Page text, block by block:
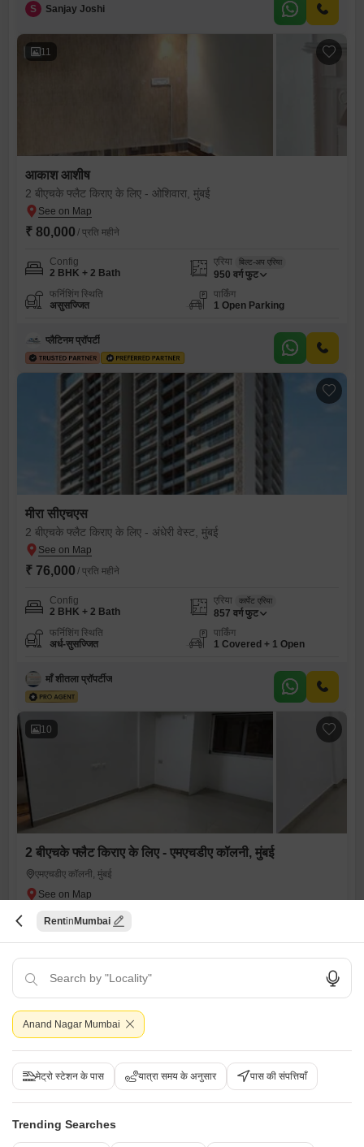
S Sanjay Joshi
11
आकाश आशीष
2 बीएचके फ्लैट किराए के लिए - ओशिवारा, मुंबई
₹ 80,000 / प्रति महीने
Config
2 BHK + 2 Bath
एरिया बिल्ट-अप एरिया
950 वर्ग फुट
फर्निशिंग स्थिति
असुसज्जित
पार्किंग
1 Open Parking
प्लैटिनम प्रॉपर्टी
मीरा सीएचएस
2 बीएचके फ्लैट किराए के लिए - अंधेरी वेस्ट, मुंबई
₹ 76,000 / प्रति महीने
Config
2 BHK + 2 Bath
एरिया कार्पेट एरिया
857 वर्ग फुट
फर्निशिंग स्थिति
अर्ध-सुसज्जित
पार्किंग
1 Covered + 1 Open
माँ शीतला प्रॉपर्टीज
10
2 बीएचके फ्लैट किराए के लिए - एमएचडीए कॉलनी, मुंबई
एमएचडीए कॉलनी, मुंबई
₹ 50,000
Config
2 BHK + 2 Bath
एरिया कार्पेट एरिया
650वर्ग फुट
फर्निशिंग स्थिति
पार्किंग
n/a Open Parking
Himanshu Brahmbhatt
7 विडियो
Rent Mumbai
Anand Nagar Mumbai
मेट्रो स्टेशन के पास यात्रा समय के अनुसार पास की संपत्तियाँ
Trending Searches